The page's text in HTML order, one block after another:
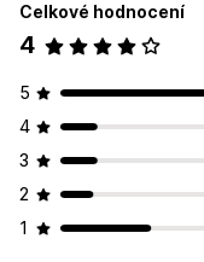
Celkové hodnocení
4
5
4
3
2
1